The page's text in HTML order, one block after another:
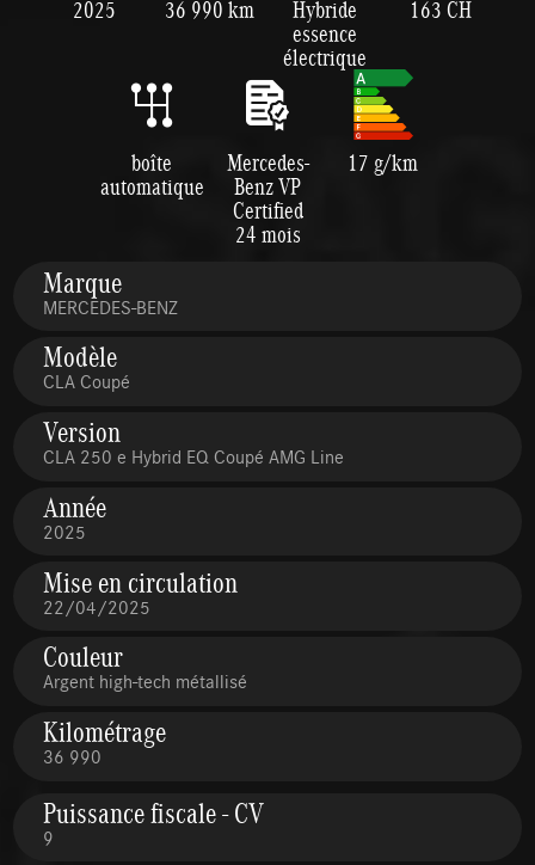
2025 36 990 km Hybride
essence
électrique
163 CH
boîte
automatique
Mercedes-
Benz VP
Certified
24 mois
17 g/km
Marque
MERCEDES-BENZ
Modèle
CLA Coupé
Version
CLA 250 e Hybrid EQ Coupé AMG Line
Année
2025
Mise en circulation
22/04/2025
Couleur
Argent high-tech métallisé
Kilométrage
36 990
Puissance fiscale - CV
9